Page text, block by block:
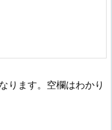
ります。空欄はわかり